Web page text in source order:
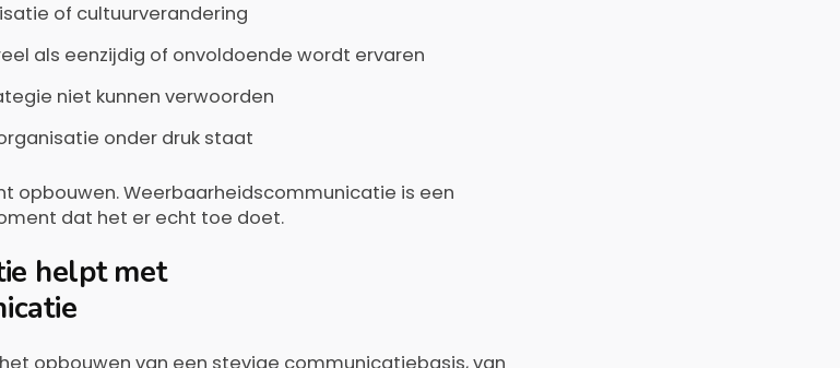
of cultuurverandering
als eenzijdig of onvoldoende wordt ervaren
niet kunnen verwoorden
onder druk staat
opbouwen. Weerbaarheidscommunicatie is een
dat het er echt toe doet.
helpt met